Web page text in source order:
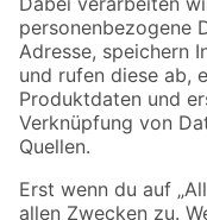
Zahlungsarten
Sicher einkaufen